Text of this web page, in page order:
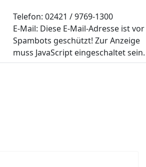
Telefon: 02421 / 9769-1300
E-Mail: Diese E-Mail-Adresse ist vor
Spambots geschützt! Zur Anzeige
muss JavaScript eingeschaltet sein.